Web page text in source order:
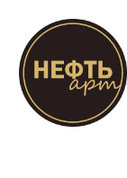
Перейти
содержимому